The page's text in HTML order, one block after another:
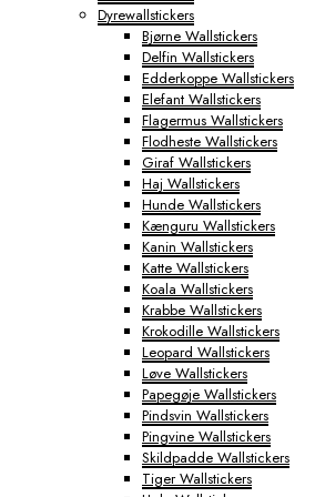
Byplakater
Aabenraa Plakater
Aalborg Plakater
Aarhus Plakater
Albertslund Plakater
Ballerup Plakater
Birkerød Plakater
Brande Plakater
Brønderslev Plakater
Esbjerg Plakater
Farum Plakater
Fredericia Plakater
Frederiksberg Plakater
Frederikshavn Plakater
Frederikssund Plakater
Grindsted Plakater
Haderslev Plakater
Haslev Plakater
Helsinge Plakater
Helsingør Plakater
Herning Plakater
Hillerød Plakater
Hinnerup Plakater
Dyrewallstickers
Bjørne Wallstickers
Delfin Wallstickers
Edderkoppe Wallstickers
Elefant Wallstickers
Flagermus Wallstickers
Flodheste Wallstickers
Giraf Wallstickers
Haj Wallstickers
Hunde Wallstickers
Kænguru Wallstickers
Kanin Wallstickers
Katte Wallstickers
Koala Wallstickers
Krabbe Wallstickers
Krokodille Wallstickers
Leopard Wallstickers
Løve Wallstickers
Papegøje Wallstickers
Pindsvin Wallstickers
Pingvine Wallstickers
Skildpadde Wallstickers
Tiger Wallstickers